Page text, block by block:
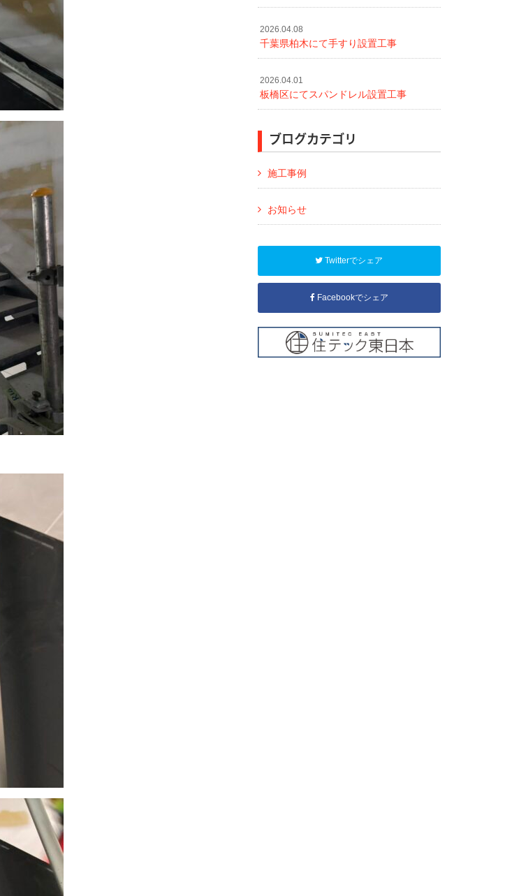
2026.04.08
千葉県柏木にて手すり設置工事
2026.04.01
板橋区にてスパンドレル設置工事
ブログカテゴリ
施工事例
お知らせ
Twitterでシェア
Facebookでシェア